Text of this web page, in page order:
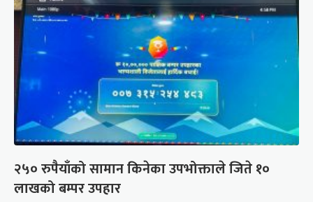
२५० रुपैयाँको सामान किनेका उपभोक्ताले जिते १०
लाखको बम्पर उपहार